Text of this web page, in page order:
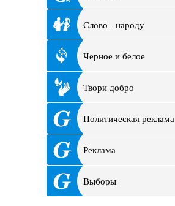
Слово - народу
Черное и белое
Твори добро
Политическая реклама
Реклама
Выборы